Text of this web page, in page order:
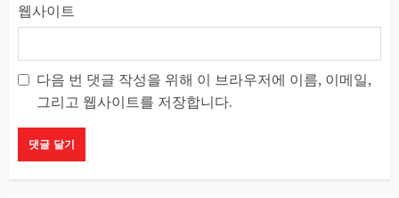
웹사이트
다음 번 댓글 작성을 위해 이 브라우저에 이름, 이메일,
그리고 웹사이트를 저장합니다.